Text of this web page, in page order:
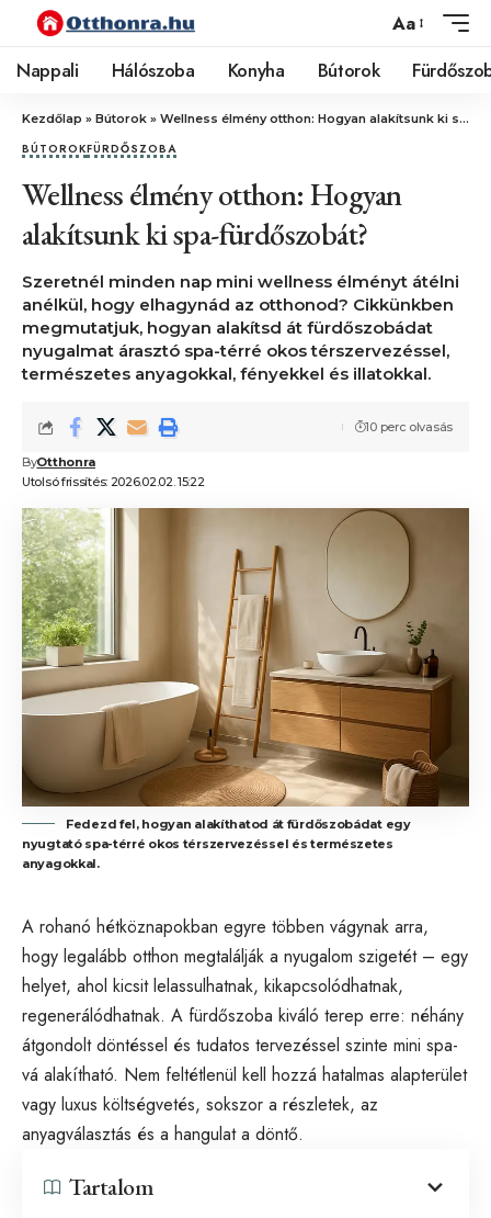
Aa
Nappali Hálószoba Konyha Bútorok
Kezdőlap » Bútorok » Wellness élmény otthon: Hogyan alakítsunk ki spa-fürdőszobát?
BÚTOROKFÜRDŐSZOBA
Wellness élmény otthon: Hogyan
alakítsunk ki spa-fürdőszobát?
Szeretnél minden nap mini wellness élményt átélni
anélkül, hogy elhagynád az otthonod? Cikkünkben
megmutatjuk, hogyan alakítsd át fürdőszobádat
nyugalmat árasztó spa-térré okos térszervezéssel,
természetes anyagokkal, fényekkel és illatokkal.
Utolsó frissítés: 2026.02.02. 15:22
ByOtthonra
10 perc olvasás
Fedezd fel, hogyan alakíthatod át fürdőszobádat egy
nyugtató spa-térré okos térszervezéssel és természetes
anyagokkal.
A rohanó hétköznapokban egyre többen vágynak arra,
hogy legalább otthon megtalálják a nyugalom szigetét – egy
helyet, ahol kicsit lelassulhatnak, kikapcsolódhatnak,
regenerálódhatnak. A fürdőszoba kiváló terep erre: néhány
átgondolt döntéssel és tudatos tervezéssel szinte mini spa-
vá alakítható. Nem feltétlenül kell hozzá hatalmas alapterület
vagy luxus költségvetés, sokszor a részletek, az
anyagválasztás és a hangulat a döntő.
Tartalom